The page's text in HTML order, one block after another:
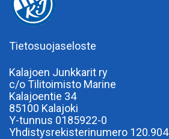
Tietosuojaseloste
Kalajoen Junkkarit ry
c/o Tilitoimisto Marine
Kalajoentie 34
85100 Kalajoki
Y-tunnus 0185922-0
Yhdistysrekisterinumero 120.904